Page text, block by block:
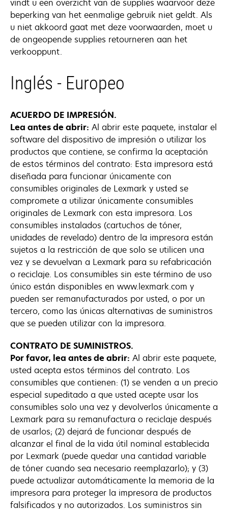
vindt u een overzicht van de supplies waarvoor deze
beperking van het eenmalige gebruik niet geldt. Als
u niet akkoord gaat met deze voorwaarden, moet u
de ongeopende supplies retourneren aan het
verkooppunt.
Inglés - Europeo
ACUERDO DE IMPRESIÓN.
Lea antes de abrir: Al abrir este paquete, instalar el
software del dispositivo de impresión o utilizar los
productos que contiene, se confirma la aceptación
de estos términos del contrato: Esta impresora está
diseñada para funcionar únicamente con
consumibles originales de Lexmark y usted se
compromete a utilizar únicamente consumibles
originales de Lexmark con esta impresora. Los
consumibles instalados (cartuchos de tóner,
unidades de revelado) dentro de la impresora están
sujetos a la restricción de que solo se utilicen una
vez y se devuelvan a Lexmark para su refabricación
o reciclaje. Los consumibles sin este término de uso
único están disponibles en www.lexmark.com y
pueden ser remanufacturados por usted, o por un
tercero, como las únicas alternativas de suministros
que se pueden utilizar con la impresora.
CONTRATO DE SUMINISTROS.
Por favor, lea antes de abrir: Al abrir este paquete,
usted acepta estos términos del contrato. Los
consumibles que contienen: (1) se venden a un precio
especial supeditado a que usted acepte usar los
consumibles solo una vez y devolverlos únicamente a
Lexmark para su remanufactura o reciclaje después
de usarlos; (2) dejará de funcionar después de
alcanzar el final de la vida útil nominal establecida
por Lexmark (puede quedar una cantidad variable
de tóner cuando sea necesario reemplazarlo); y (3)
puede actualizar automáticamente la memoria de la
impresora para proteger la impresora de productos
falsificados y no autorizados. Los suministros sin